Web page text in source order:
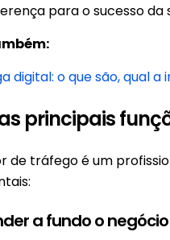
para o sucesso
digital: o que são, qual
principais
de tráfego é um
a fundo o negócio